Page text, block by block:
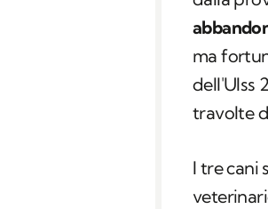
ma
dell'Ulss
travolte
I tre cani